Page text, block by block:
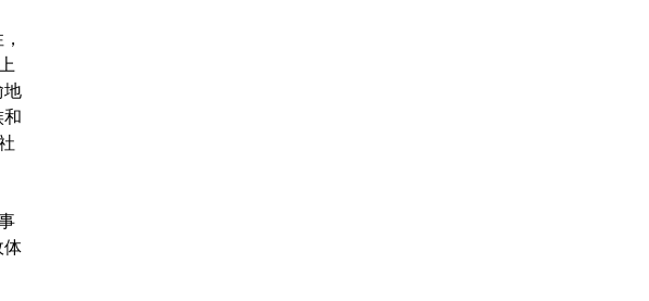
地
体